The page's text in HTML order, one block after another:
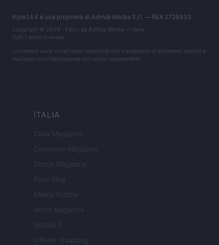
style24.it è una proprietà di AdHub Media S.r.l. — REA 2729933
Copyright © 2026 · Edito da AdHub Media — Italia
Tutti i diritti riservati
I contenuti sono curati dalla redazione con il supporto di strumenti digitali e
realizzati in collaborazione con autori indipendenti.
ITALIA
Casa Magazine
Cineverse Magazine
Donne Magazine
Food Blog
Milano Notizie
Motor Magazine
Notizie.it
Offerte Shopping